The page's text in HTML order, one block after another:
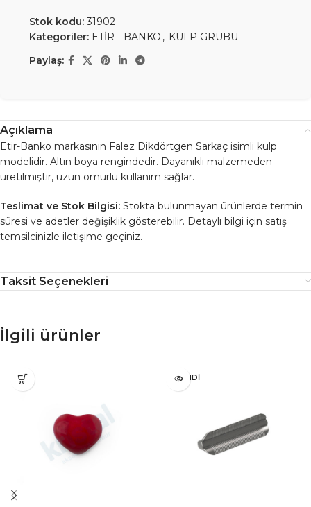
Stok kodu:31902
Kategoriler: ETİR - BANKO , KULP GRUBU
Paylaş:
Açıklama
Etir-Banko markasının Falez Dikdörtgen Sarkaç isimli kulp
modelidir. Altın boya rengindedir. Dayanıklı malzemeden
üretilmiştir, uzun ömürlü kullanım sağlar.
Teslimat ve Stok Bilgisi: Stokta bulunmayan ürünlerde termin
süresi ve adetler değişiklik gösterebilir. Detaylı bilgi için satış
temsilcinizle iletişime geçiniz.
Taksit Seçenekleri
İlgili ürünler
TÜKENDI